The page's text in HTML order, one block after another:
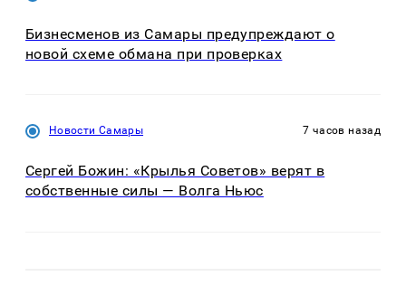
Бизнесменов из Самары предупреждают о
новой схеме обмана при проверках
Новости Самары 7 часов назад
Сергей Божин: «Крылья Советов» верят в
собственные силы — Волга Ньюс